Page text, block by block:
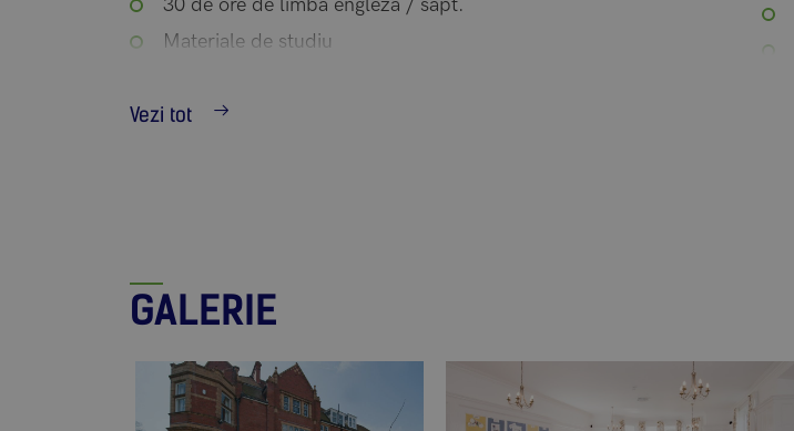
30 de ore de limba engleza / sapt.
Materiale de studiu
Program sportiv si de divertisment
Vezi tot
GALERIE